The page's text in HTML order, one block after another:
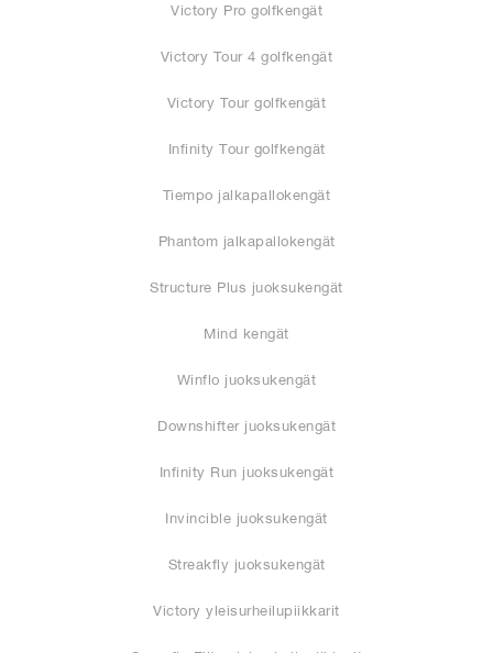
Victory Pro golfkengät
Victory Tour 4 golfkengät
Victory Tour golfkengät
Infinity Tour golfkengät
Tiempo jalkapallokengät
Phantom jalkapallokengät
Structure Plus juoksukengät
Mind kengät
Winflo juoksukengät
Downshifter juoksukengät
Infinity Run juoksukengät
Invincible juoksukengät
Streakfly juoksukengät
Victory yleisurheilupiikkarit